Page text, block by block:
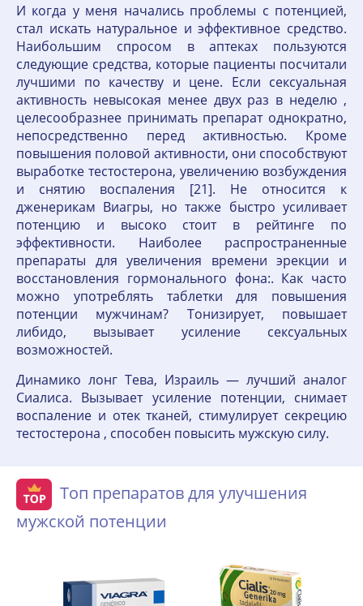
И когда у меня начались проблемы с потенцией,
стал искать натуральное и эффективное средство.
Наибольшим спросом в аптеках пользуются
следующие средства, которые пациенты посчитали
лучшими по качеству и цене. Если сексуальная
активность невысокая менее двух раз в неделю ,
целесообразнее принимать препарат однократно,
непосредственно перед активностью. Кроме
повышения половой активности, они способствуют
выработке тестостерона, увеличению возбуждения
и снятию воспаления [21]. Не относится к
дженерикам Виагры, но также быстро усиливает
потенцию и высоко стоит в рейтинге по
эффективности. Наиболее распространенные
препараты для увеличения времени эрекции и
восстановления гормонального фона:. Как часто
можно употреблять таблетки для повышения
потенции мужчинам? Тонизирует, повышает
либидо, вызывает усиление сексуальных
возможностей.
Динамико лонг Тева, Израиль — лучший аналог
Сиалиса. Вызывает усиление потенции, снимает
воспаление и отек тканей, стимулирует секрецию
тестостерона , способен повысить мужскую силу.
Топ препаратов для улучшения
мужской потенции